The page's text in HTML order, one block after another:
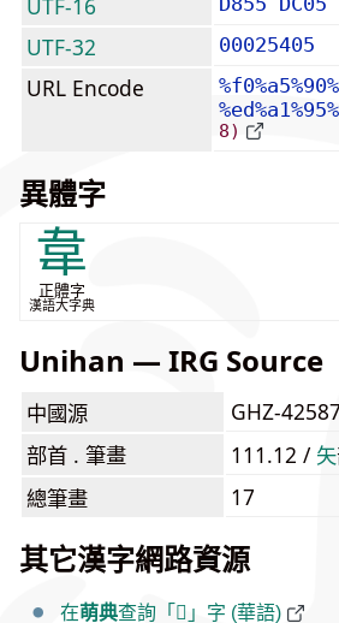
UTF-16
UTF-32 00025405
URL Encode
8)
異體字
韋
正體字
漢語大字典
Unihan — IRG Source
中國源
GHZ-
部首 . 筆畫
111.12 / ⽮
總筆畫
17
其它漢字網路資源
在萌典查詢「𥐅」字 (華語)